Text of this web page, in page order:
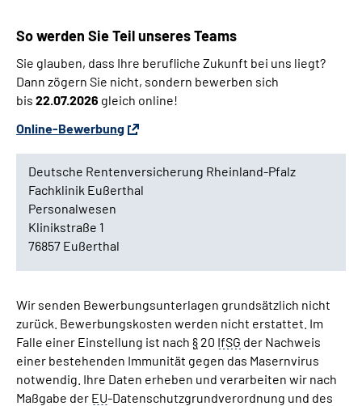
So werden Sie Teil unseresTeams
Sie glauben, dass Ihre berufliche Zukunft bei uns liegt?
Dann zögern Sie nicht, sondern bewerben sich
bis 22.07.2026 gleich online!
Online-Bewerbung
Deutsche Rentenversicherung Rheinland-Pfalz
Fachklinik Eußerthal
Personalwesen
Klinikstraße 1
76857 Eußerthal
Wir senden Bewerbungsunterlagen grundsätzlich nicht
zurück. Bewerbungskosten werden nicht erstattet. Im
Falle einer Einstellung ist nach § 20 IfSG der Nachweis
einer bestehenden Immunität gegen das Masernvirus
notwendig. Ihre Daten erheben und verarbeiten wir nach
Maßgabe der EU-Datenschutzgrundverordnung und des